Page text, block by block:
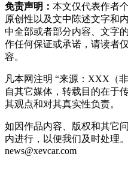
免责声明： 本文仅代表作者
原创性以及文中陈述文字和
中全部或者部分内容、文字
作任何保证或承诺，请读者
容。
凡本网注明 “来源：XXX（
自其它媒体，转载目的在于
其观点和对其真实性负责。
如因作品内容、版权和其它
内进行，以便我们及时处理
news@xevcar.com